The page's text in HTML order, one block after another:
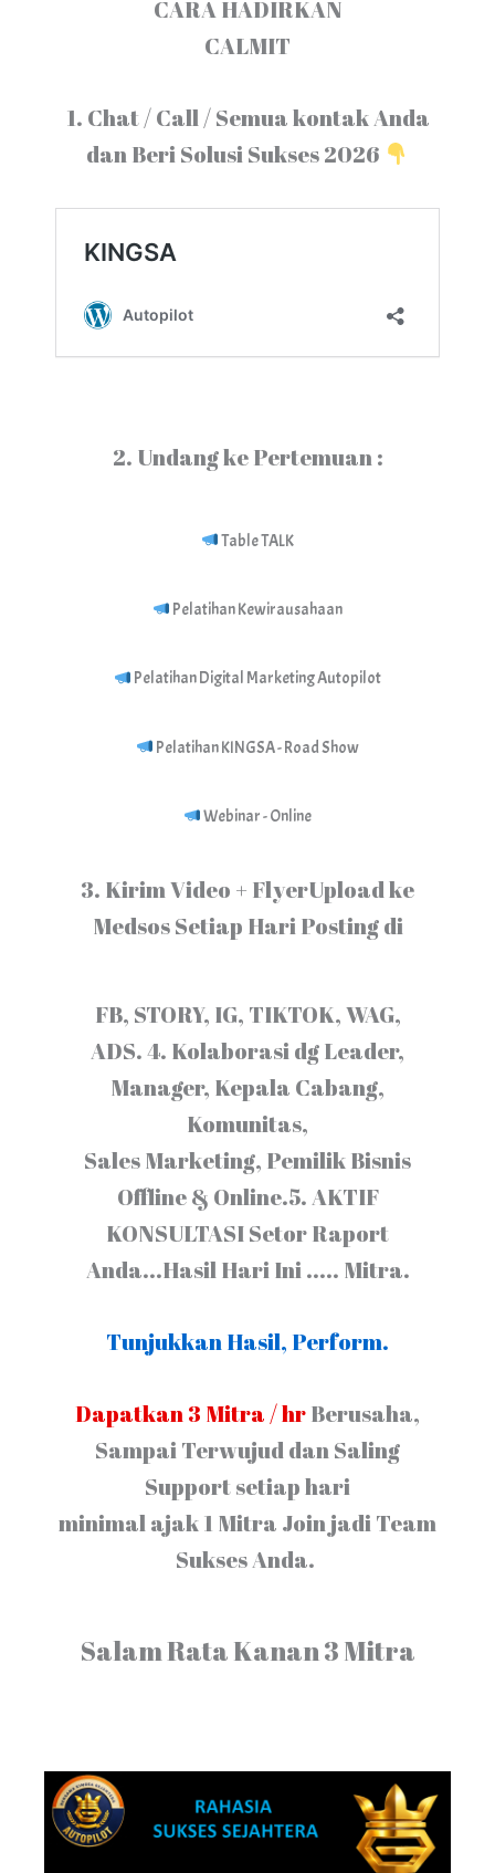
CARA HADIRKAN
CALMIT
1️. Chat / Call / Semua kontak Anda
dan Beri Solusi Sukses 2026
2️. Undang ke Pertemuan :
Table TALK
Pelatihan Kewirausahaan
Pelatihan Digital Marketing Autopilot
Pelatihan KINGSA - Road Show
Webinar - Online
3️. Kirim Video + FlyerUpload ke
Medsos Setiap Hari Posting di
FB, STORY, IG, TIKTOK, WAG,
ADS.4. Kolaborasi dg Leader,
Manager, Kepala Cabang,
Komunitas,
Sales Marketing, Pemilik Bisnis
Offline & Online.5.AKTIF
KONSULTASISetor Raport
Anda...Hasil Hari Ini ..... Mitra.
Tunjukkan Hasil, Perform.
Dapatkan 3 Mitra / hrBerusaha,
Sampai Terwujud dan Saling
Support setiap hari
minimal ajak 1 Mitra Join jadi Team
Sukses Anda.
Salam Rata Kanan 3 Mitra